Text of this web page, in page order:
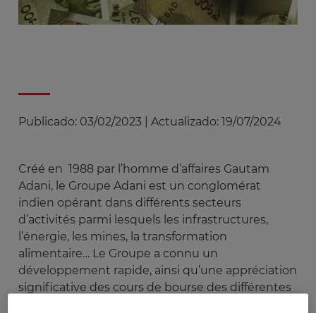
Publicado: 03/02/2023 Actualizado: 19/07/2024
Créé en 1988 par l’homme d’affaires Gautam
Adani, le Groupe Adani est un conglomérat
indien opérant dans différents secteurs
d’activités parmi lesquels les infrastructures,
l’énergie, les mines, la transformation
alimentaire… Le Groupe a connu un
développement rapide, ainsi qu’une appréciation
significative des cours de bourse des différentes